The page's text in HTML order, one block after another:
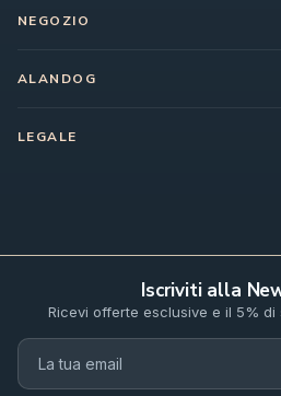
NEGOZIO
ALANDOG
LEGALE
Iscriviti alla
Ricevi offerte esclusive e il 5%